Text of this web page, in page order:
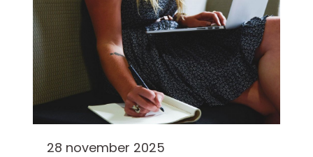
28 november 2025